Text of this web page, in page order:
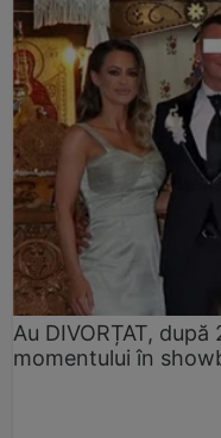
Au DIVORȚAT,
momentului în